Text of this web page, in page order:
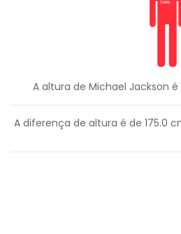
A altura de Michael Jackson
A diferença de altura é de 175.0